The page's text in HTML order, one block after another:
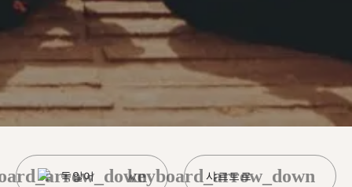
독일어 샤르트르
keyboard_arrow_down